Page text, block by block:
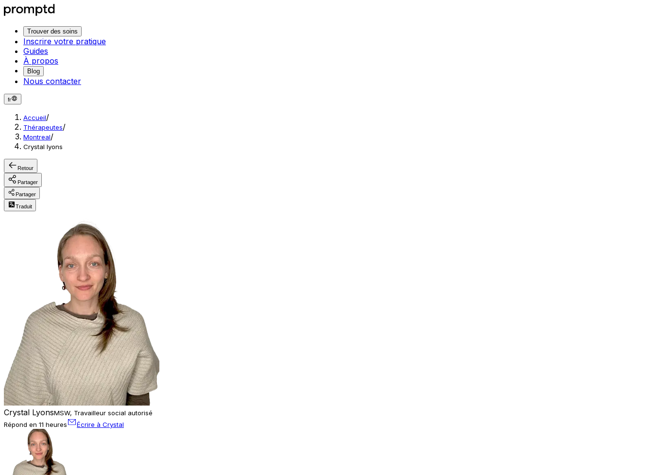
Trouver des soins
Inscrire votre pratique
Guides
À propos
Blog
Nous contacter
fr
Accueil/
Thérapeutes/
Montreal/
Crystal lyons
Retour
Partager
Partager
Traduit
Crystal LyonsMSW, Travailleur social autorisé
Répond en 11 heures
Écrire à Crystal